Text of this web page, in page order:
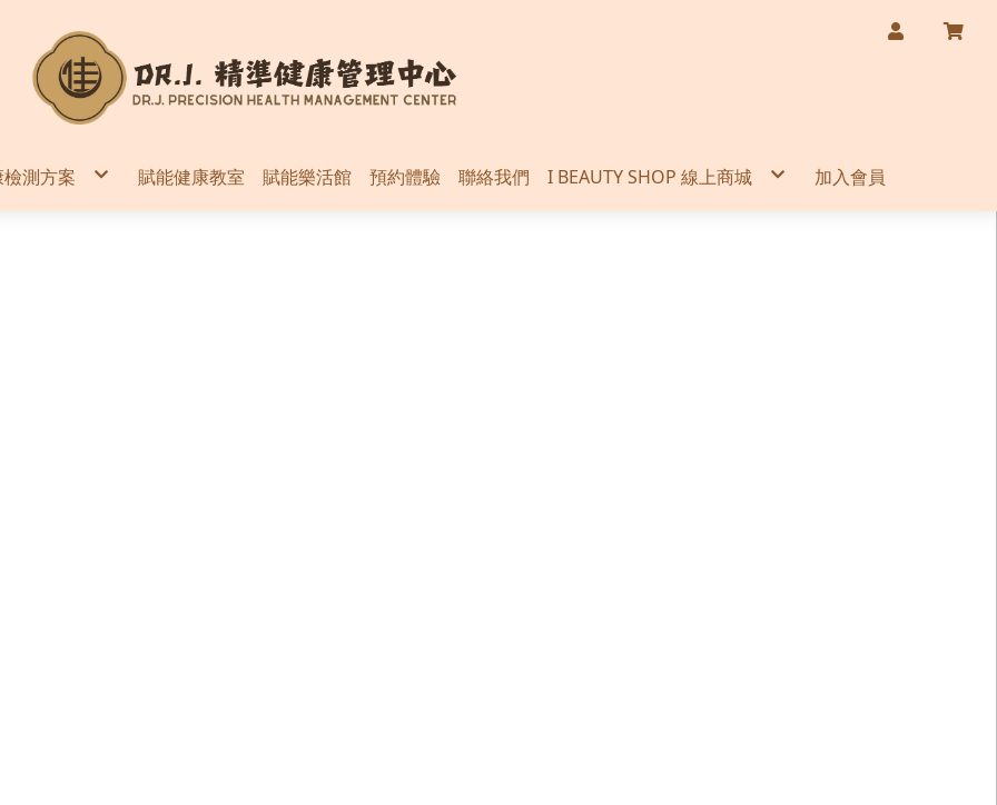
測方案 賦能健康教室 賦能樂活館 預約體驗 聯絡我們 I BEAUTY SHOP 線上商城 加入會員